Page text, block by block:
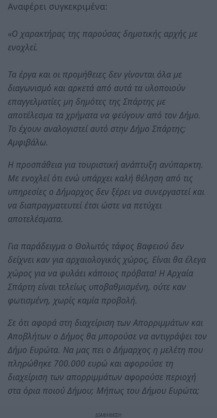
Αναφέρει συγκεκριμένα:
«Ο χαρακτήρας της παρούσας δημοτικής αρχής με
ενοχλεί.
Τα έργα και οι προμήθειες δεν γίνονται όλα με
διαγωνισμό και αρκετά από αυτά τα υλοποιούν
επαγγελματίες μη δημότες της Σπάρτης με
αποτέλεσμα τα χρήματα να φεύγουν από τον Δήμο.
Το έχουν αναλογιστεί αυτό στην Δήμο Σπάρτης;
Αμφιβάλω.
Η προσπάθεια για τουριστική ανάπτυξη ανύπαρκτη.
Με ενοχλεί ότι ενώ υπάρχει καλή θέληση από τις
υπηρεσίες ο Δήμαρχος δεν ξέρει να συνεργαστεί και
να διαπραγματευτεί έτσι ώστε να πετύχει
αποτελέσματα.
Για παράδειγμα ο Θολωτός τάφος Βαφειού δεν
δείχνει καν για αρχαιολογικός χώρος, Είναι θα έλεγα
χώρος για να φυλάει κάποιος πρόβατα! Η Αρχαία
Σπάρτη είναι τελείως υποβαθμισμένη, ούτε καν
φωτισμένη, χωρίς καμία προβολή.
Σε ότι αφορά στη διαχείριση των Απορριμμάτων και
Αποβλήτων ο Δήμος θα μπορούσε να αντιγράψει τον
Δήμο Ευρώτα. Να μας πει ο Δήμαρχος η μελέτη που
πληρώθηκε 700.000 ευρώ και αφορούσε τη
διαχείριση των απορριμμάτων αφορούσε περιοχή
στα όρια ποιού Δήμου; Μήπως του Δήμου Ευρώτα;